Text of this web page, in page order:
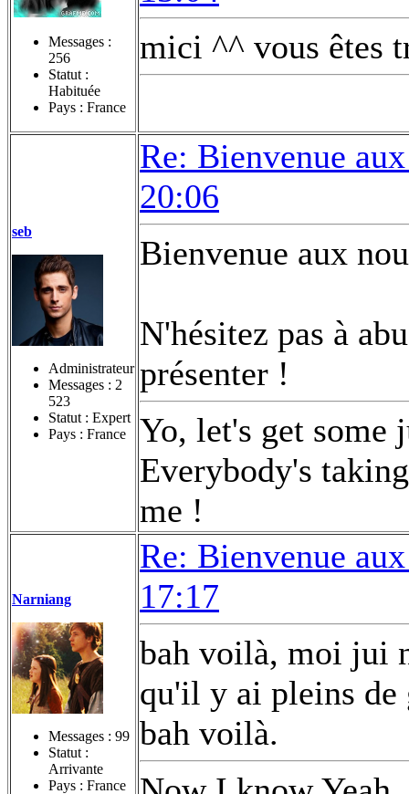
Messages :
256
Statut :
Habituée
Pays : France
mici ^^ vous êtes
seb
Administrateur
Messages : 2
523
Statut : Expert
Pays : France
Re: Bienvenue
20:06
Bienvenue aux
N'hésitez pas à
présenter !
Yo, let's get some
Everybody's
me !
Narniang
Messages : 99
Statut :
Arrivante
Pays : France
Re: Bienvenue
17:17
bah voilà, moi jui
qu'il y ai pleins
bah voilà.